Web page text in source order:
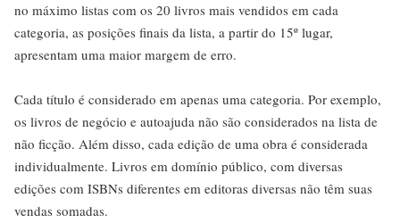
no máximo listas com os 20 livros mais vendidos em cada
categoria, as posições finais da lista, a partir do 15º lugar,
apresentam uma maior margem de erro.
Cada título é considerado em apenas uma categoria. Por exemplo,
os livros de negócio e autoajuda não são considerados na lista de
não ficção. Além disso, cada edição de uma obra é considerada
individualmente. Livros em domínio público, com diversas
edições com ISBNs diferentes em editoras diversas não têm suas
vendas somadas.